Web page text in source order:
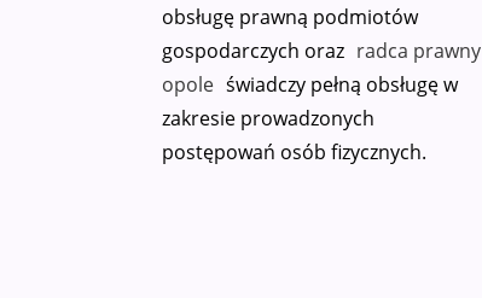
obsługę prawną podmiotów
gospodarczych oraz radca prawny
opole świadczy pełną obsługę w
zakresie prowadzonych
postępowań osób fizycznych.